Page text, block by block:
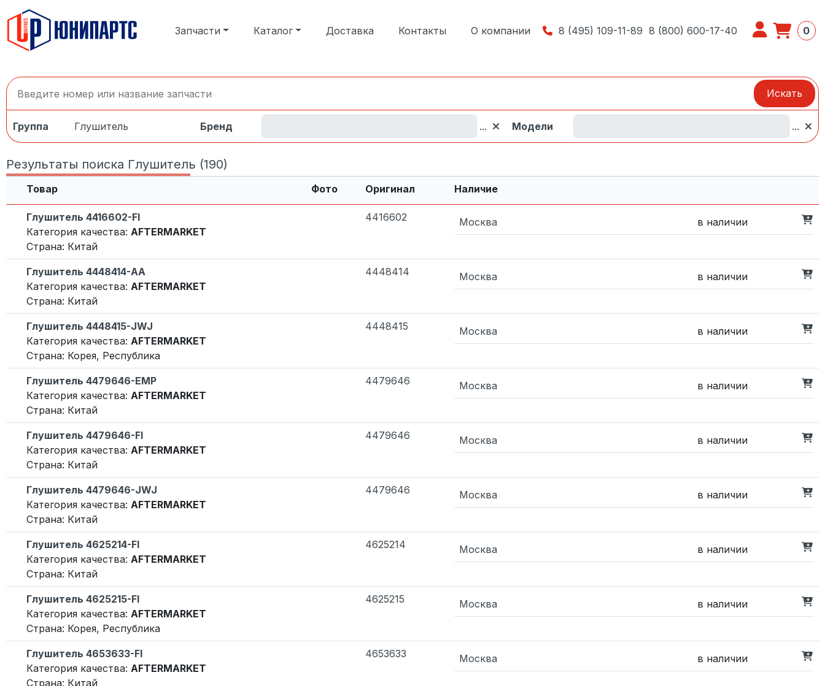
Запчасти Каталог Доставка Контакты О компании 8 (495) 109-11-89 8 (800) 600-17-40 0
Искать
Группа Глушитель Бренд ... Модели ...
Результаты поиска Глушитель (190)
Товар Фото Оригинал Наличие
Глушитель 4416602-FI
Категория качества: AFTERMARKET
Страна: Китай
4416602 Москва в наличии
Глушитель 4448414-AA
Категория качества: AFTERMARKET
Страна: Китай
4448414 Москва в наличии
Глушитель 4448415-JWJ
Категория качества: AFTERMARKET
Страна: Корея, Республика
4448415 Москва в наличии
Глушитель 4479646-EMP
Категория качества: AFTERMARKET
Страна: Китай
4479646 Москва в наличии
Глушитель 4479646-FI
Категория качества: AFTERMARKET
Страна: Китай
4479646 Москва в наличии
Глушитель 4479646-JWJ
Категория качества: AFTERMARKET
Страна: Китай
4479646 Москва в наличии
Глушитель 4625214-FI
Категория качества: AFTERMARKET
Страна: Китай
4625214 Москва в наличии
Глушитель 4625215-FI
Категория качества: AFTERMARKET
Страна: Корея, Республика
4625215 Москва в наличии
Глушитель 4653633-FI
Категория качества: AFTERMARKET
Страна: Китай
4653633 Москва в наличии